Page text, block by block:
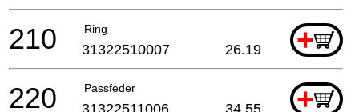
Ring +
210 31322510007 26.19
Passfeder +
220 31322511006 34.55